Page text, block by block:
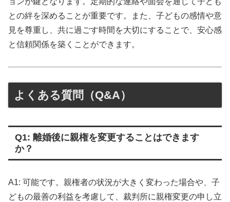
との絆を深めることが重要です。また、子どもの感情や意
見を尊重し、共に過ごす時間を大切にすることで、安心感
と信頼関係を築くことができます。
よくある質問（Q&A）
Q1: 離婚後に親権を変更することはできます
か？
A1: 可能です。親権者の状況が大きく変わった場合や、子
どもの最善の利益を考慮して、裁判所に親権変更の申し立